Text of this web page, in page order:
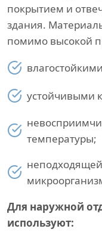
покрытием и
здания.
помимо высокой
устойчивыми
температуры;
Для наружной
используют: